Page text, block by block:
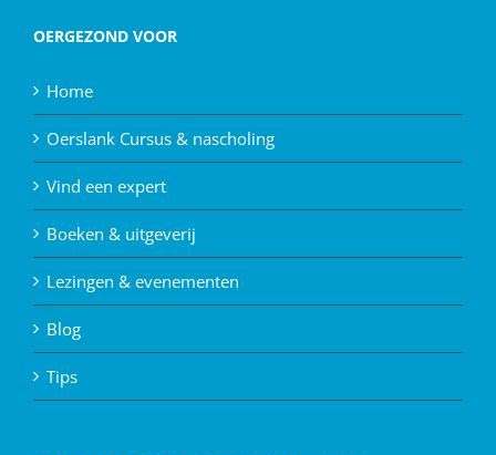
OERGEZOND VOOR
Home
Oerslank Cursus & nascholing
Vind een expert
Boeken & uitgeverij
Lezingen & evenementen
Blog
Tips